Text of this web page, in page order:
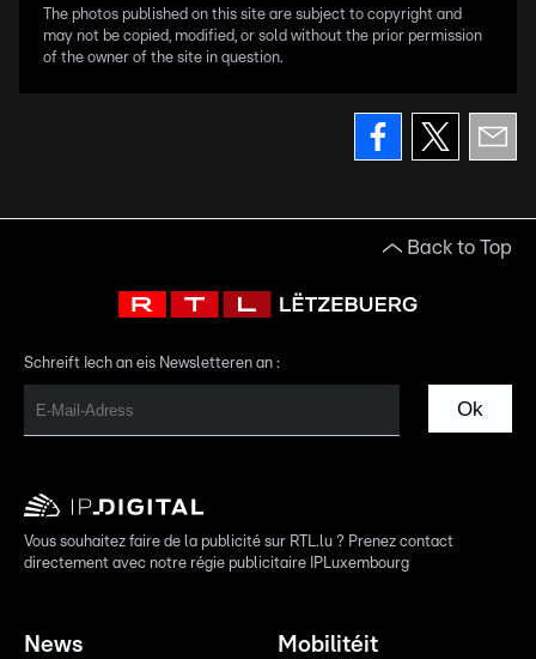
The photos published on this site are subject to copyright and
may not be copied, modified, or sold without the prior permission
of the owner of the site in question.
Back to Top
Schreift Iech an eis Newsletteren an :
Ok
Vous souhaitez faire de la publicité sur RTL.lu ? Prenez contact
directement avec notre régie publicitaire IPLuxembourg
News Mobilitéit